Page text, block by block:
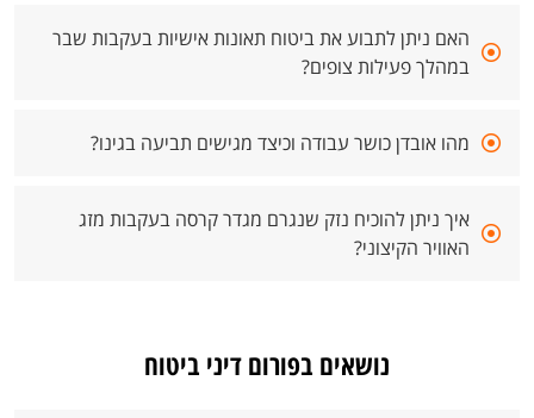
האם ניתן לתבוע את ביטוח תאונות אישיות בעקבות שבר
במהלך פעילות צופים?
מהו אובדן כושר עבודה וכיצד מגישים תביעה בגינו?
איך ניתן להוכיח נזק שנגרם מגדר קרסה בעקבות מזג
האוויר הקיצוני?
נושאים בפורום דיני ביטוח